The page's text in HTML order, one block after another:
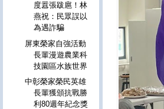
度囂張跋扈！林
燕祝：民眾誤以
為遇詐騙
屏東榮家自強活動
長輩漫遊農業科
技園區水族世界
中彰榮家榮民英雄
長輩獲頒抗戰勝
利80週年紀念獎